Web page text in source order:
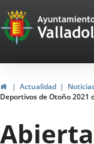
Portal
Web
del
de
HomeActualidad
Deportivos de Otoño 2021